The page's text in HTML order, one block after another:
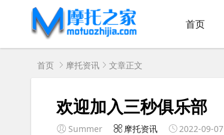
首页
首页 摩托资讯 文章正文
欢迎加入三秒俱乐部
Summer 摩托资讯 2022-09-07